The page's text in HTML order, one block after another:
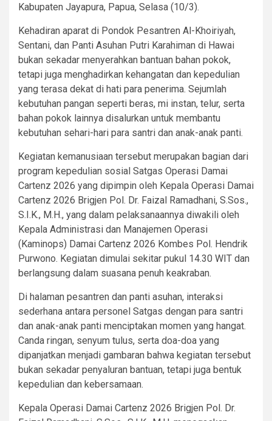
Kabupaten Jayapura, Papua, Selasa (10/3).
Kehadiran aparat di Pondok Pesantren Al-Khoiriyah,
Sentani, dan Panti Asuhan Putri Karahiman di Hawai
bukan sekadar menyerahkan bantuan bahan pokok,
tetapi juga menghadirkan kehangatan dan kepedulian
yang terasa dekat di hati para penerima. Sejumlah
kebutuhan pangan seperti beras, mi instan, telur, serta
bahan pokok lainnya disalurkan untuk membantu
kebutuhan sehari-hari para santri dan anak-anak panti.
Kegiatan kemanusiaan tersebut merupakan bagian dari
program kepedulian sosial Satgas Operasi Damai
Cartenz 2026 yang dipimpin oleh Kepala Operasi Damai
Cartenz 2026 Brigjen Pol. Dr. Faizal Ramadhani, S.Sos.,
S.I.K., M.H., yang dalam pelaksanaannya diwakili oleh
Kepala Administrasi dan Manajemen Operasi
(Kaminops) Damai Cartenz 2026 Kombes Pol. Hendrik
Purwono. Kegiatan dimulai sekitar pukul 14.30 WIT dan
berlangsung dalam suasana penuh keakraban.
Di halaman pesantren dan panti asuhan, interaksi
sederhana antara personel Satgas dengan para santri
dan anak-anak panti menciptakan momen yang hangat.
Canda ringan, senyum tulus, serta doa-doa yang
dipanjatkan menjadi gambaran bahwa kegiatan tersebut
bukan sekadar penyaluran bantuan, tetapi juga bentuk
kepedulian dan kebersamaan.
Kepala Operasi Damai Cartenz 2026 Brigjen Pol. Dr.